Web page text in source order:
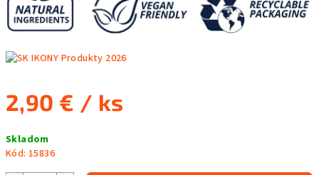
2,90 € / ks
cena:
Skladom
Kód: 15836